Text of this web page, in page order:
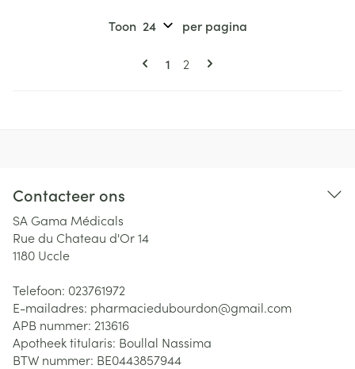
Pagina's
U lees momenteel pagina
1 Pagina
2
Toon per pagina
Contacteer ons
SA Gama Médicals
Rue du Chateau d'Or 14
1180 Uccle
Telefoon: 023761972
E-mailadres: pharmaciedubourdon@gmail.com
APB nummer: 213616
Apotheek titularis: Boullal Nassima
BTW nummer: BE0443857944